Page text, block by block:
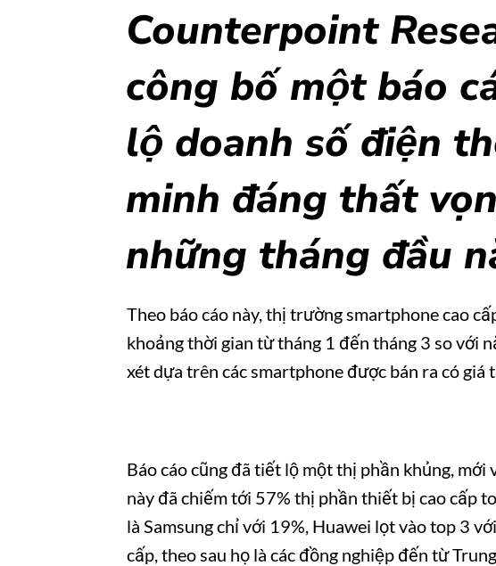
Counterpoint
công bố một báo
lộ doanh số điện
minh đáng thất
những tháng đầu
Theo báo cáo này, thị trường smartphone cao
khoảng thời gian từ tháng 1 đến tháng 3 so với
xét dựa trên các smartphone được bán ra có giá
Báo cáo cũng đã tiết lộ một thị phần khủng, mới
này đã chiếm tới 57% thị phần thiết bị cao cấp
là Samsung chỉ với 19%, Huawei lọt vào top 3
cấp, theo sau họ là các đồng nghiệp đến từ